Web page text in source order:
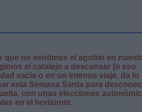
que no sentimos el agobio en
el catalejo a descansar (o eso
vacía o en un intenso viaje, da lo
esta Semana Santa para
con unas elecciones
en el horizonte.